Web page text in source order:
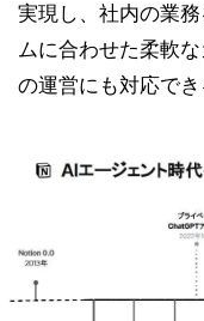
実現し、社内の業
ムに合わせた柔軟
の運営にも対応でき